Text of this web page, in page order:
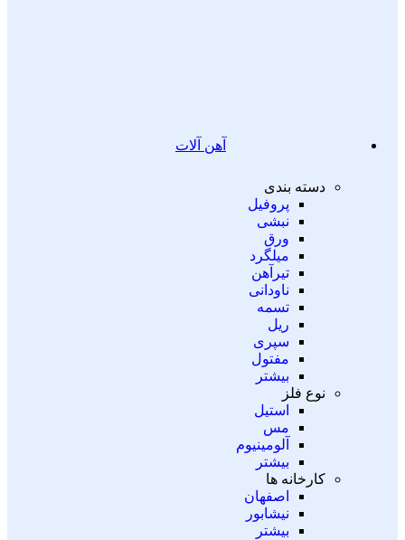
آهن آلات
دسته بندی
پروفیل
نبشی
ورق
میلگرد
تیرآهن
ناودانی
تسمه
ریل
سپری
مفتول
بیشتر
نوع فلز
استیل
مس
آلومینیوم
بیشتر
کارخانه ها
اصفهان
نیشابور
بیشتر